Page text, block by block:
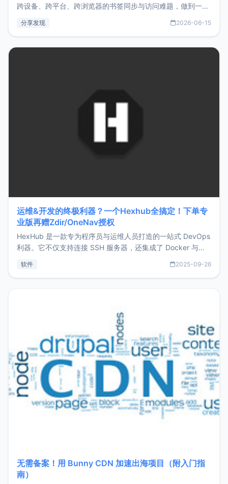
跨设备、跨平台、跨浏览器的书签同步与访问难题，做到一处
用，让管理更高效。ZMark官网地址：
分享发现 2026-06-15
运维&开发的终极利器？一个Hexhub全搞定！下单专
业版再赠Zdir/OneNav授权
HexHub 是一款专为程序员与运维人员打造的一站式 DevOps
利器。它不仅支持连接 SSH 服务器，还集成了 Docker 与常
件间频繁切换，仅凭 HexHub 即可同时搞定运维与数据库操
软件 2025-09-26
无需备案！用 Bunny CDN 加速出海项目（附入门指
南）